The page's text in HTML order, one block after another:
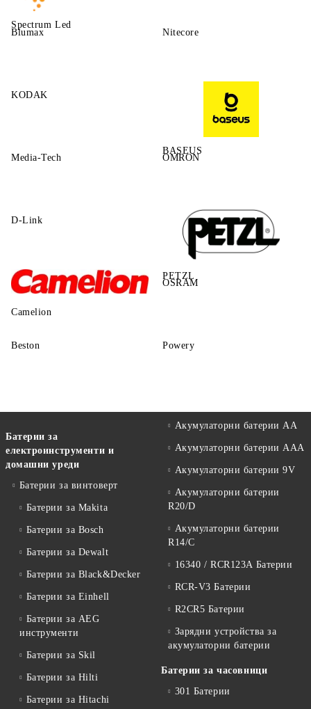
Spectrum Led
Blumax Nitecore
KODAK
BASEUS
Media-Tech OMRON
D-Link
PETZL
Camelion
OSRAM
Beston Powery
Батерии за
електроинструменти и
домашни уреди
Батерии за винтоверт
Батерии за Makita
Батерии за Bosch
Батерии за Dewalt
Батерии за Black&Decker
Батерии за Einhell
Батерии за AEG
инструменти
Батерии за Skil
Батерии за Hilti
Батерии за Hitachi
Акумулаторни батерии АА
Акумулаторни батерии AAA
Акумулаторни батерии 9V
Акумулаторни батерии
R20/D
Акумулаторни батерии
R14/C
16340 / RCR123A Батерии
RCR-V3 Батерии
R2CR5 Батерии
Зарядни устройства за
акумулаторни батерии
Батерии за часовници
301 Батерии